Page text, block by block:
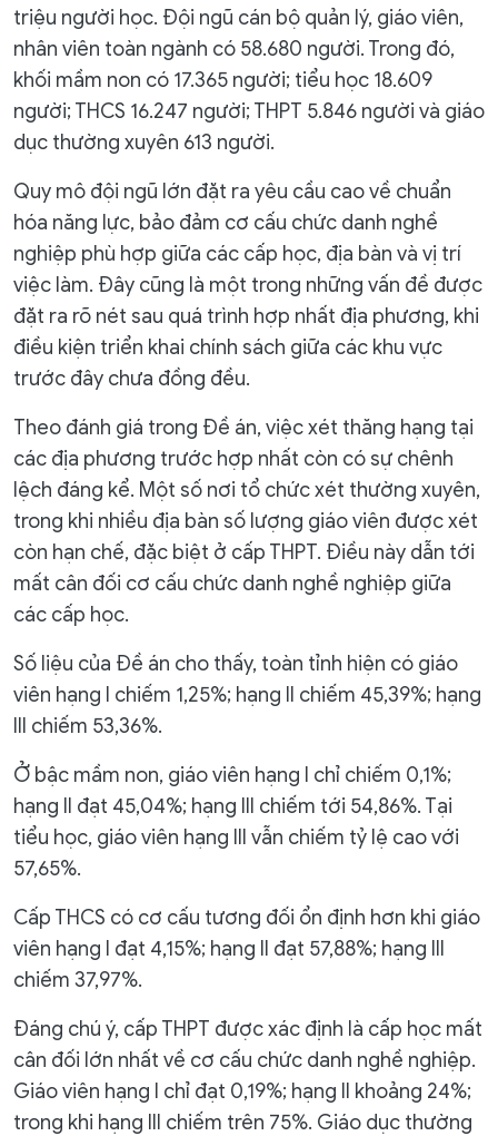
triệu người học. Đội ngũ cán bộ quản lý, giáo viên,
nhân viên toàn ngành có 58.680 người. Trong đó,
khối mầm non có 17.365 người; tiểu học 18.609
người; THCS 16.247 người; THPT 5.846 người và giáo
dục thường xuyên 613 người.
Quy mô đội ngũ lớn đặt ra yêu cầu cao về chuẩn
hóa năng lực, bảo đảm cơ cấu chức danh nghề
nghiệp phù hợp giữa các cấp học, địa bàn và vị trí
việc làm. Đây cũng là một trong những vấn đề được
đặt ra rõ nét sau quá trình hợp nhất địa phương, khi
điều kiện triển khai chính sách giữa các khu vực
trước đây chưa đồng đều.
Theo đánh giá trong Đề án, việc xét thăng hạng tại
các địa phương trước hợp nhất còn có sự chênh
lệch đáng kể. Một số nơi tổ chức xét thường xuyên,
trong khi nhiều địa bàn số lượng giáo viên được xét
còn hạn chế, đặc biệt ở cấp THPT. Điều này dẫn tới
mất cân đối cơ cấu chức danh nghề nghiệp giữa
các cấp học.
Số liệu của Đề án cho thấy, toàn tỉnh hiện có giáo
viên hạng I chiếm 1,25%; hạng II chiếm 45,39%; hạng
III chiếm 53,36%.
Ở bậc mầm non, giáo viên hạng I chỉ chiếm 0,1%;
hạng II đạt 45,04%; hạng III chiếm tới 54,86%. Tại
tiểu học, giáo viên hạng III vẫn chiếm tỷ lệ cao với
57,65%.
Cấp THCS có cơ cấu tương đối ổn định hơn khi giáo
viên hạng I đạt 4,15%; hạng II đạt 57,88%; hạng III
chiếm 37,97%.
Đáng chú ý, cấp THPT được xác định là cấp học mất
cân đối lớn nhất về cơ cấu chức danh nghề nghiệp.
Giáo viên hạng I chỉ đạt 0,19%; hạng II khoảng 24%;
trong khi hạng III chiếm trên 75%. Giáo dục thường